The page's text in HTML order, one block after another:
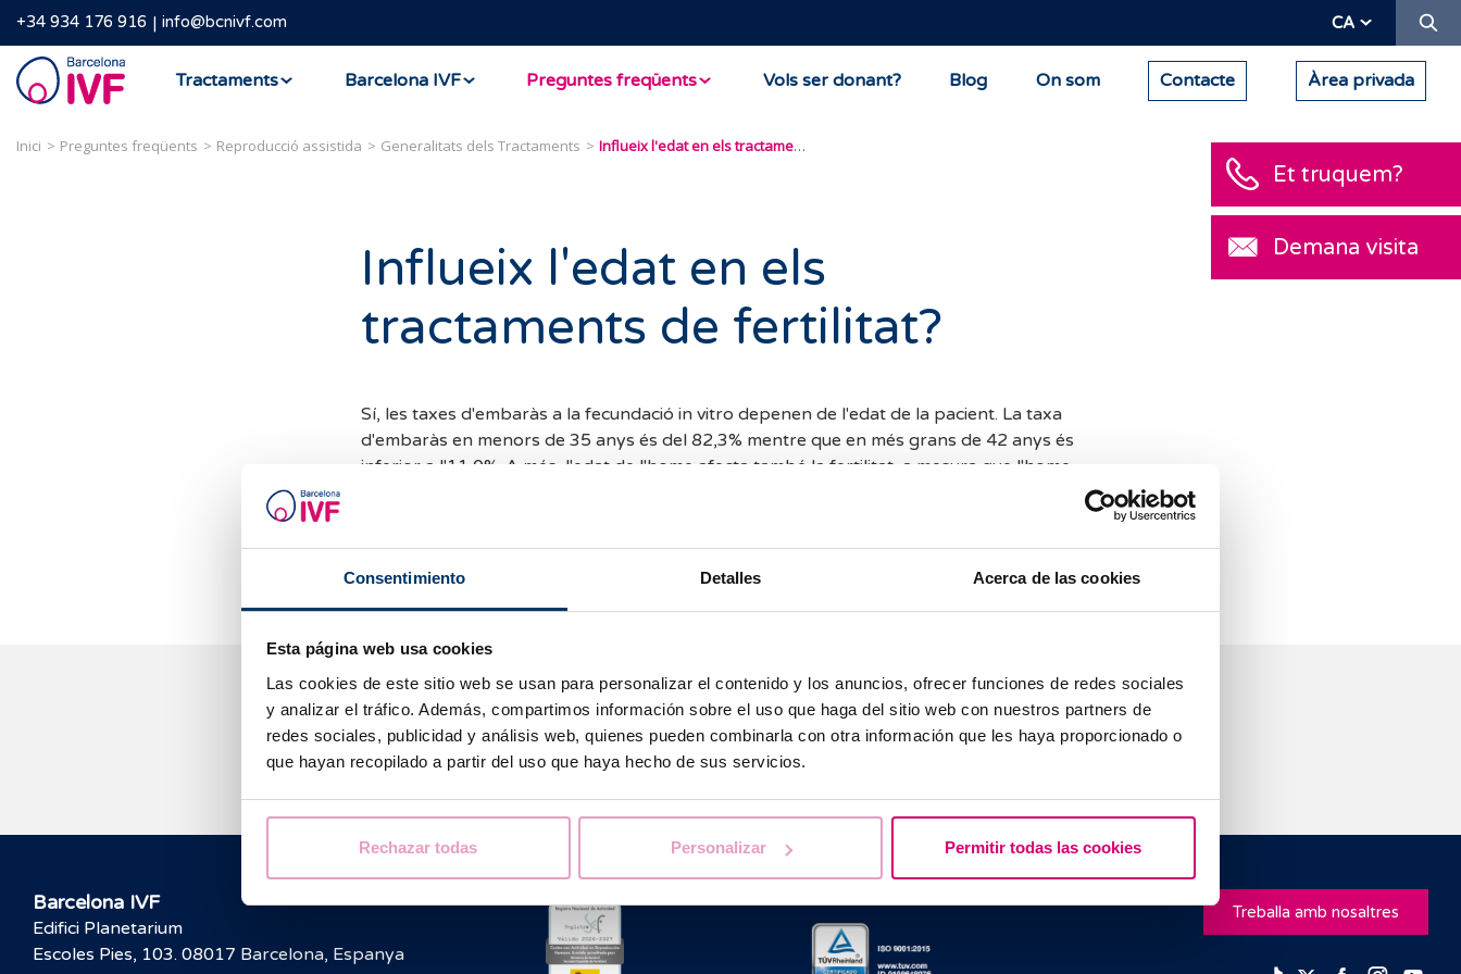
Consentimiento Detalles Acerca de las cookies
Esta página web usa cookies
Las cookies de este sitio web se usan para personalizar el contenido y los anuncios, ofrecer funciones de redes sociales
y analizar el tráfico. Además, compartimos información sobre el uso que haga del sitio web con nuestros partners de
redes sociales, publicidad y análisis web, quienes pueden combinarla con otra información que les haya proporcionado o
que hayan recopilado a partir del uso que haya hecho de sus servicios.
Rechazar todas Personalizar Permitir todas las cookies
+34 934 176 916 info@bcnivf.com CA
Barcelona
IVF
Tractaments Barcelona IVF Preguntes freqüents Vols ser donant? Blog On som Contacte Àrea privada
Inici Preguntes freqüents Reproducció assistida Generalitats dels Tractaments Influeix l'edat en els tractaments de fertilitat?
Influeix l'edat en els
tractaments de fertilitat?
Sí, les taxes d'embaràs a la fecundació in vitro depenen de l'edat de la pacient. La taxa
d'embaràs en menors de 35 anys és del 82,3% mentre que en més grans de 42 anys és
inferior a l'11,0%. A més, l'edat de l'home afecta també la fertilitat, a mesura que l'home
en general.
T’ajudem a resoldre els teus dubtes
Et truquem?
Demana visita
Barcelona IVF
Edifici Planetarium
Escoles Pies, 103. 08017 Barcelona, Espanya
Treballa amb nosaltres